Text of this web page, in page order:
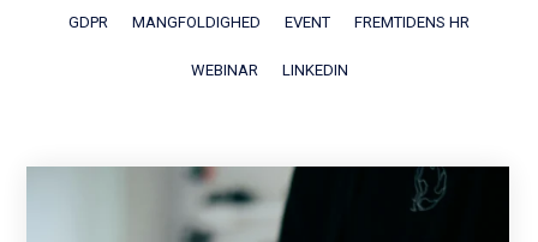
GDPR MANGFOLDIGHED EVENT FREMTIDENS HR
WEBINAR LINKEDIN